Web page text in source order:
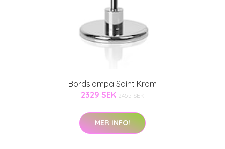
Bordslampa Saint Krom
2329 SEK 2455 SEK
MER INFO!